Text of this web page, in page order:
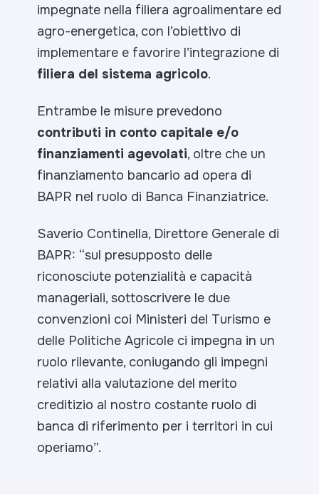
impegnate nella filiera agroalimentare ed
agro-energetica, con l’obiettivo di
implementare e favorire l’integrazione di
filiera del sistema agricolo.
Entrambe le misure prevedono
contributi in conto capitale e/o
finanziamenti agevolati, oltre che un
finanziamento bancario ad opera di
BAPR nel ruolo di Banca Finanziatrice.
Saverio Continella, Direttore Generale di
BAPR: “sul presupposto delle
riconosciute potenzialità e capacità
manageriali, sottoscrivere le due
convenzioni coi Ministeri del Turismo e
delle Politiche Agricole ci impegna in un
ruolo rilevante, coniugando gli impegni
relativi alla valutazione del merito
creditizio al nostro costante ruolo di
banca di riferimento per i territori in cui
operiamo”.